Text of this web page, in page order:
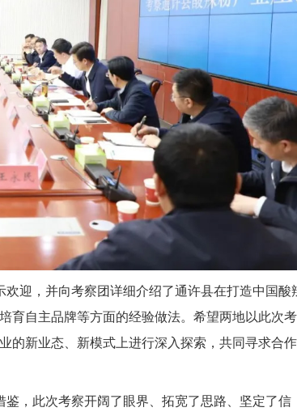
迎，并向考察团详细介绍了通许县在打造中国酸
育自主品牌等方面的经验做法。希望两地以此次考
的新业态、新模式上进行深入探索，共同寻求合作
，此次考察开阔了眼界、拓宽了思路、坚定了信